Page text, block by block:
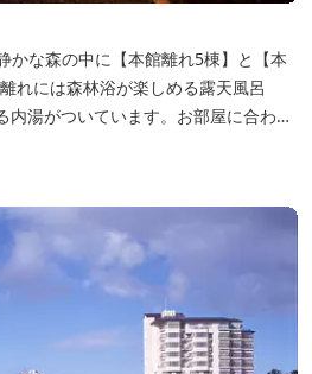
かな森の中に【本館離れ5棟】と【本
れには森林浴が楽しめる露天風呂
内湯がついています。お部屋に合わせ